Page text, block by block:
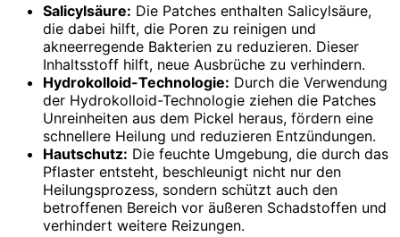
Salicylsäure: Die Patches enthalten Salicylsäure,
die dabei hilft, die Poren zu reinigen und
akneerregende Bakterien zu reduzieren. Dieser
Inhaltsstoff hilft, neue Ausbrüche zu verhindern.
Hydrokolloid-Technologie: Durch die Verwendung
der Hydrokolloid-Technologie ziehen die Patches
Unreinheiten aus dem Pickel heraus, fördern eine
schnellere Heilung und reduzieren Entzündungen.
Hautschutz: Die feuchte Umgebung, die durch das
Pflaster entsteht, beschleunigt nicht nur den
Heilungsprozess, sondern schützt auch den
betroffenen Bereich vor äußeren Schadstoffen und
verhindert weitere Reizungen.